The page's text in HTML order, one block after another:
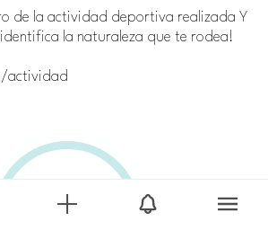
de la actividad deportiva realizada Y
la naturaleza que te rodea!